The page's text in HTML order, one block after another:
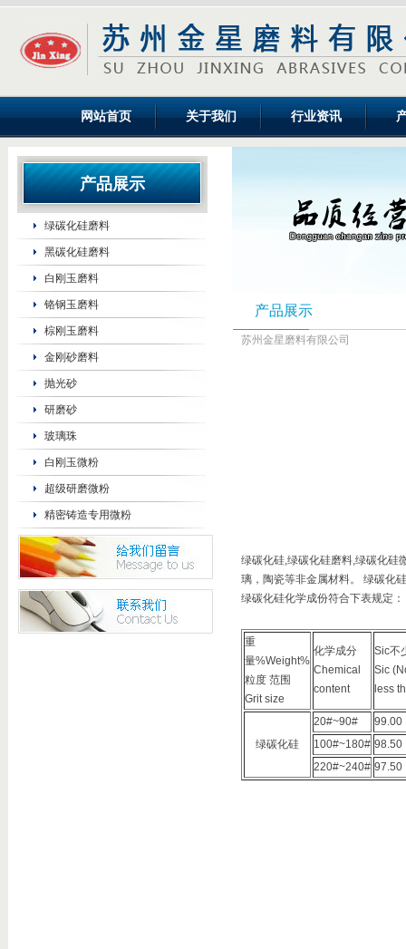
网站首页 关于我们 行业资讯
产品展示
绿碳化硅磨料
黑碳化硅磨料
白刚玉磨料
铬钢玉磨料
棕刚玉磨料
金刚砂磨料
抛光砂
研磨砂
玻璃珠
白刚玉微粉
超级研磨微粉
精密铸造专用微粉
产品展示
苏州金星磨料有限公司
绿碳化硅,绿碳化硅磨料,绿碳化硅
璃，陶瓷等非金属材料。 绿碳化
绿碳化硅化学成份符合下表规定：
重
量%Weight%
粒度 范围
Grit size
化学成分
Chemical
content
Sic不
Sic
less
绿碳化硅
20#~90#
99.00
100#~180# 98.50
220#~240# 97.50